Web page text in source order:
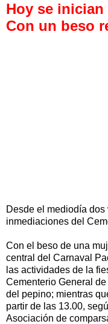
Hoy se inician
Con un beso
Desde el mediodía
inmediaciones del
Con el beso de una
central del Carnaval
las actividades de la
Cementerio General
del pepino; mientras
partir de las 13.00,
Asociación de